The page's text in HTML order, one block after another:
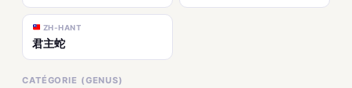
ZH-HANT
君主蛇
CATÉGORIE (GENUS)